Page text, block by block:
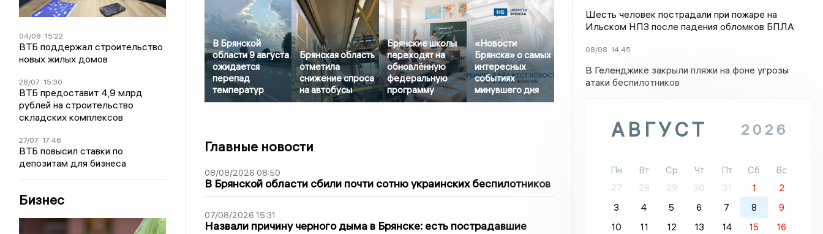
04/08 15:22
ВТБ поддержал строительство
новых жилых домов
28/07 15:30
ВТБ предоставит 4,9 млрд
рублей на строительство
складских комплексов
27/07 17:46
ВТБ повысил ставки по
депозитам для бизнеса
Бизнес
В Брянской
области 9 августа
ожидается
перепад
температур
Брянская область
отметила
снижение спроса
на автобусы
Брянские школы
переходят на
обновлённую
федеральную
программу
«Новости
Брянска» о самых
интересных
событиях
минувшего дня
Главные новости
08/08/2026 08:50
В Брянской области сбили почти сотню украинских беспилотников
07/08/2026 15:31
Назвали причину черного дыма в Брянске: есть пострадавшие
Шесть человек пострадали при пожаре на
Ильском НПЗ после падения обломков БПЛА
08/08 14:45
В Геленджике закрыли пляжи на фоне угрозы
атаки беспилотников
АВГУСТ 2026
Пн Вт Ср Чт Пт Сб
Вс
27
28 29 30 31 1
2
3
4 5 6 7 8
9
10
11 12 13 14 15
16